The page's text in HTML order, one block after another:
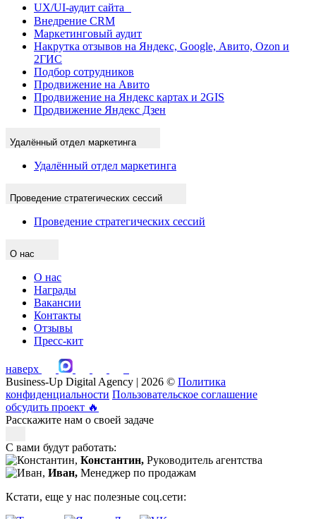
UX/UI-аудит сайта
Внедрение CRM
Маркетинговый аудит
Накрутка отзывов на Яндекс, Google, Авито, Ozon и
2ГИС
Подбор сотрудников
Продвижение на Авито
Продвижение на Яндекс картах и 2GIS
Продвижение Яндекс Дзен
Удалённый отдел маркетинга
Удалённый отдел маркетинга
Проведение стратегических сессий
Проведение стратегических сессий
О нас
О нас
Награды
Вакансии
Контакты
Отзывы
Пресс-кит
наверх
Business-Up Digital Agency | 2026 © Политика
конфиденциальности Пользовательское соглашение
обсудить проект 🔥
Расскажите нам о своей задаче
С вами будут работать:
Константин, Руководитель агентства
Иван, Менеджер по продажам
Кстати, еще у нас полезные соц.сети: